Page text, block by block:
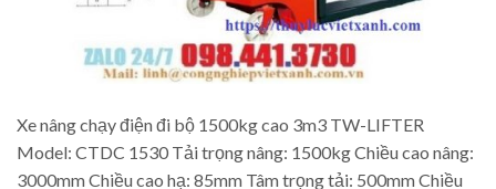
Xe nâng chạy điện đi bộ 1500kg cao 3m3 TW-LIFTER
Model: CTDC 1530 Tải trọng nâng: 1500kg Chiều cao nâng:
3000mm Chiều cao hạ: 85mm Tâm trọng tải: 500mm Chiều